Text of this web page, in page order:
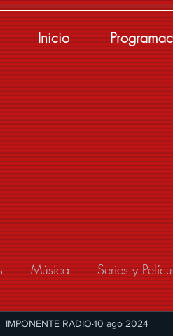
Inicio
Música Series y
IMPONENTE RADIO 10 ago 2024